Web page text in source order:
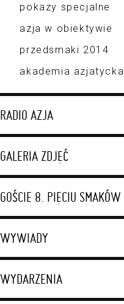
pokazy specjalne
azja w obiektywie
przedsmaki 2014
akademia azjatycka
RADIO AZJA
GALERIA ZDJĘĆ
GOŚCIE 8. PIĘCIU SMAKÓW
WYWIADY
WYDARZENIA